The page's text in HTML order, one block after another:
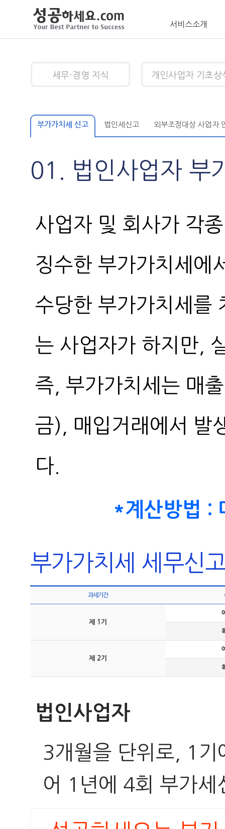
서비스소개
세무·경영 지식 개인사업자 기초상
부가가치세 신고 법인세신고 외부조정대상 사업자
01. 법인사업자 부
사업자 및 회사가 각
징수한 부가가치세에
수당한 부가가치세를
는 사업자가 하지만,
즉, 부가가치세는 매
금), 매입거래에서 발
다.
*계산방법 :
부가가치세 세무신
과세기간
제 1기
제 2기
법인사업자
3개월을 단위로, 1
어 1년에 4회 부가세